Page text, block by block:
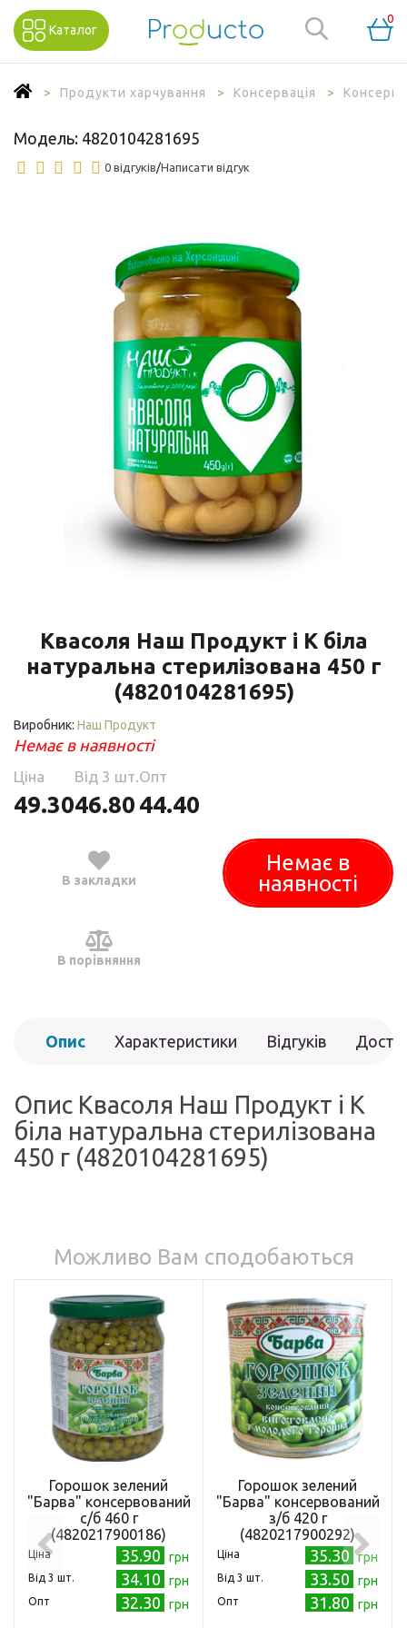
Каталог
0
Продукти харчування Консервація
Модель: 4820104281695
0 відгуків/Написати відгук
Квасоля Наш Продукт і К біла
натуральна стерилізована 450 г
(4820104281695)
Виробник: Наш Продукт
Немає в наявності
Ціна
49.30
Від 3 шт.
46.80
Опт
44.40
В закладки
В порівняння
Немає в
наявності
Опис Характеристики Відгуків
Опис Квасоля Наш Продукт і К
біла натуральна стерилізована
450 г (4820104281695)
Можливо Вам сподобаються
Горошок зелений
"Барва" консервований
с/б 460 г
(4820217900186)
Ціна 35.90 грн
Від 3 шт. 34.10 грн
Опт 32.30 грн
Горошок зелений
"Барва" консервований
з/б 420 г
(4820217900292)
Ціна 35.30 грн
Від 3 шт. 33.50 грн
Опт 31.80 грн